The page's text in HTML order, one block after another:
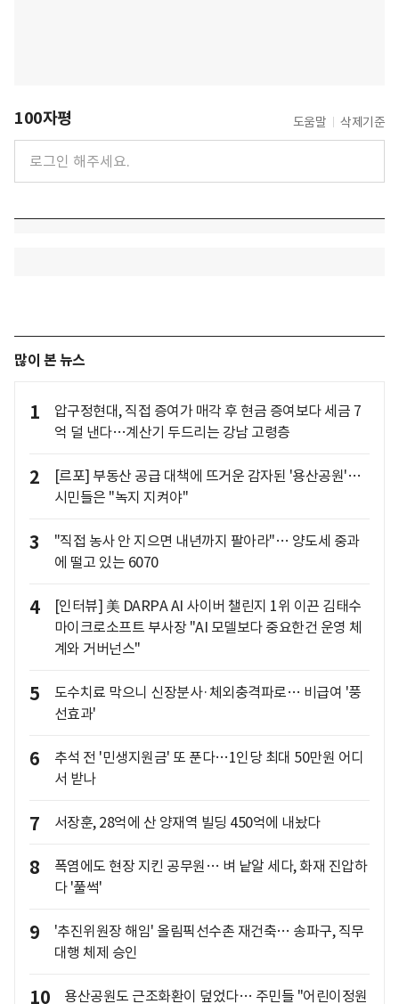
100자평 도움말 삭제기준
많이 본 뉴스
1
압구정현대, 직접 증여가 매각 후 현금 증여보다 세금 7
억 덜 낸다…계산기 두드리는 강남 고령층
2
[르포] 부동산 공급 대책에 뜨거운 감자된 '용산공원'…
시민들은 "녹지 지켜야"
3
"직접 농사 안 지으면 내년까지 팔아라"… 양도세 중과
에 떨고 있는 6070
4
[인터뷰] 美 DARPA AI 사이버 챌린지 1위 이끈 김태수
마이크로소프트 부사장 "AI 모델보다 중요한건 운영 체
계와 거버넌스"
5
도수치료 막으니 신장분사·체외충격파로… 비급여 '풍
선효과'
6
추석 전 '민생지원금' 또 푼다…1인당 최대 50만원 어디
서 받나
7 서장훈, 28억에 산 양재역 빌딩 450억에 내놨다
8
폭염에도 현장 지킨 공무원… 벼 낱알 세다, 화재 진압하
다 '풀썩'
9
'추진위원장 해임' 올림픽선수촌 재건축… 송파구, 직무
대행 체제 승인
10 용산공원도 근조화환이 덮었다… 주민들 "어린이정원